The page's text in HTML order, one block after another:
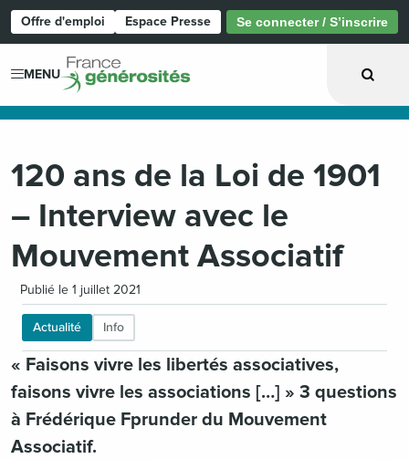
Offre d'emploi Espace Presse Se connecter / S’inscrire
MENU
120 ans de la Loi de 1901
– Interview avec le
Mouvement Associatif
Publié le 1 juillet 2021
Actualité Info
« Faisons vivre les libertés associatives,
faisons vivre les associations […] » 3 questions
à Frédérique Fprunder du Mouvement
Associatif.